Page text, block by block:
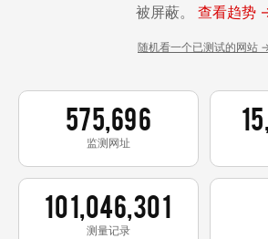
被屏蔽。 查看趋势
随机看一个已测试的网站
575,696
监测网址
101,046,301
测量记录